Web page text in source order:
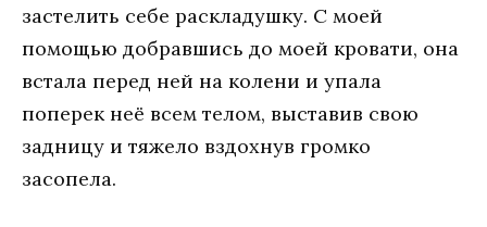
застелить себе раскладушку. С моей
помощью добравшись до моей кровати, она
встала перед ней на колени и упала
поперек неё всем телом, выставив свою
задницу и тяжело вздохнув громко
засопела.